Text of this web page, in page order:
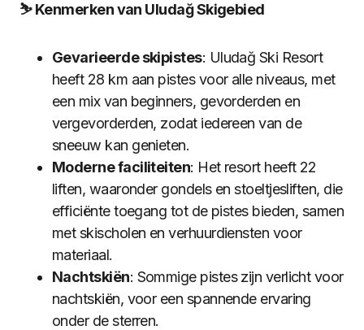
⛷️ Kenmerken van Uludağ Skigebied
Gevarieerde skipistes: Uludağ Ski Resort
heeft 28 km aan pistes voor alle niveaus, met
een mix van beginners, gevorderden en
vergevorderden, zodat iedereen van de
sneeuw kan genieten.
Moderne faciliteiten: Het resort heeft 22
liften, waaronder gondels en stoeltjesliften, die
efficiënte toegang tot de pistes bieden, samen
met skischolen en verhuurdiensten voor
materiaal.
Nachtskiën: Sommige pistes zijn verlicht voor
nachtskiën, voor een spannende ervaring
onder de sterren.